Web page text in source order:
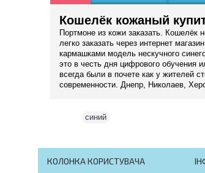
Кошелёк кожаный
Портмоне из кожи заказать. Кошелёк
легко заказать через интернет
кармашками модель нескучного
это в честь дня цифрового обучения
всегда были в почете как у жителей
современности. Днепр, Николаев,
синий
КОЛОНКА КОРИСТУВАЧА